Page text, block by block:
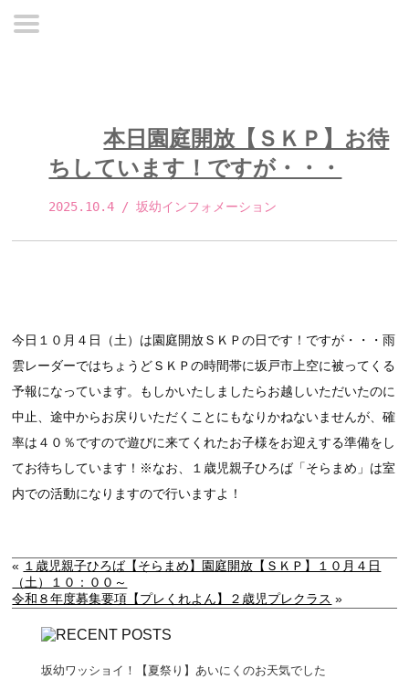
本日園庭開放【ＳＫＰ】お待
ちしています！ですが・・・
2025.10.4 / 坂幼インフォメーション
今日１０月４日（土）は園庭開放ＳＫＰの日です！ですが・・・雨
雲レーダーではちょうどＳＫＰの時間帯に坂戸市上空に被ってくる
予報になっています。もしかいたしましたらお越しいただいたのに
中止、途中からお戻りいただくことにもなりかねないませんが、確
率は４０％ですので遊びに来てくれたお子様をお迎えする準備をし
てお待ちしています！※なお、１歳児親子ひろば「そらまめ」は室
内での活動になりますので行いますよ！
« １歳児親子ひろば【そらまめ】園庭開放【ＳＫＰ】１０月４日
（土）１０：００～
令和８年度募集要項【プレくれよん】２歳児プレクラス »
坂幼ワッショイ！【夏祭り】あいにくのお天気でした